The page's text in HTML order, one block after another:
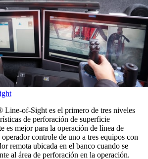
of-Sight es el primero de tres niveles
de perforación de superficie
es mejor para la operación de línea de
controle de uno a tres equipos con
remota ubicada en el banco cuando se
al área de perforación en la operación.